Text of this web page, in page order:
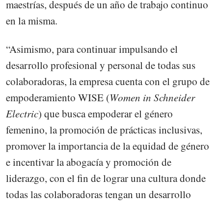
maestrías, después de un año de trabajo continuo
en la misma.
“Asimismo, para continuar impulsando el
desarrollo profesional y personal de todas sus
colaboradoras, la empresa cuenta con el grupo de
empoderamiento WISE (Women in Schneider
Electric) que busca empoderar el género
femenino, la promoción de prácticas inclusivas,
promover la importancia de la equidad de género
e incentivar la abogacía y promoción de
liderazgo, con el fin de lograr una cultura donde
todas las colaboradoras tengan un desarrollo